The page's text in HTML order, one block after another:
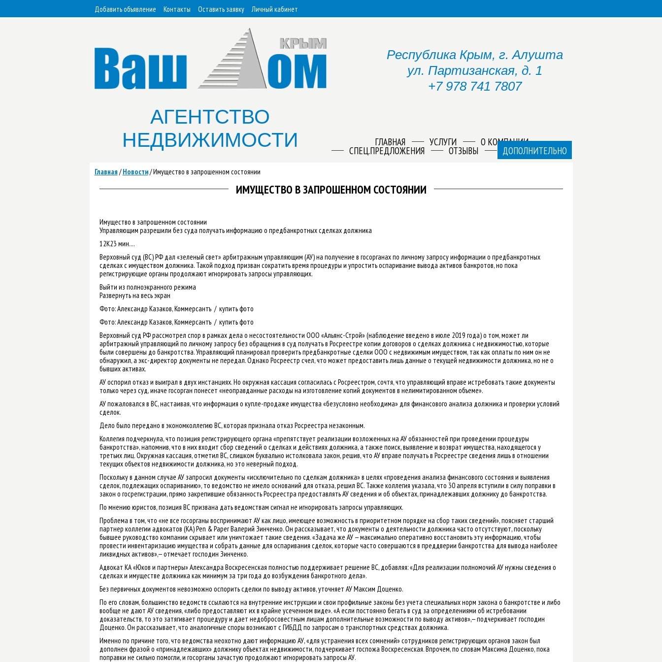
Добавить объявление Контакты Оставить заявку Личный кабинет
АГЕНТСТВО
НЕДВИЖИМОСТИ
Республика Крым, г. Алушта
ул. Партизанская, д. 1
+7 978 741 7807
ГЛАВНАЯ УСЛУГИ О КОМПАНИИ
СПЕЦ.ПРЕДЛОЖЕНИЯ ОТЗЫВЫ ДОПОЛНИТЕЛЬНО
Главная /Новости/Имущество в запрошенном состоянии
ИМУЩЕСТВО В ЗАПРОШЕННОМ СОСТОЯНИИ
Имущество в запрошенном состоянии
Управляющим разрешили без суда получать информацию о предбанкротных сделках должника
12K23 мин....
Верховный суд (ВС) РФ дал «зеленый свет» арбитражным управляющим (АУ) на получение в госорганах по личному запросу информации о предбанкротных
сделках с имуществом должника. Такой подход призван сократить время процедуры и упростить оспаривание вывода активов банкротов, но пока
регистрирующие органы продолжают игнорировать запросы управляющих.
Выйти из полноэкранного режима
Развернуть на весь экран
Фото: Александр Казаков, Коммерсантъ / купить фото
Фото: Александр Казаков, Коммерсантъ / купить фото
Верховный суд РФ рассмотрел спор в рамках дела о несостоятельности ООО «Альянс-Строй» (наблюдение введено в июле 2019 года) о том, может ли
арбитражный управляющий по личному запросу без обращения в суд получать в Росреестре копии договоров о сделках должника с недвижимостью, которые
были совершены до банкротства. Управляющий планировал проверить предбанкротные сделки ООО с недвижимым имуществом, так как оплаты по ним он не
обнаружил, а экс-директор документы не передал. Однако Росреестр счел, что может предоставить лишь данные о текущей недвижимости должника, но не о
бывших активах.
АУ оспорил отказ и выиграл в двух инстанциях. Но окружная кассация согласилась с Росреестром, сочтя, что управляющий вправе истребовать такие документы
только через суд, иначе госорган понесет «неоправданные расходы на изготовление копий документов в нелимитированном объеме».
АУ пожаловался в ВС, настаивая, что информация о купле-продаже имущества «безусловно необходима» для финансового анализа должника и проверки условий
сделок.
Дело было передано в экономколлегию ВС, которая признала отказ Росреестра незаконным.
Коллегия подчеркнула, что позиция регистрирующего органа «препятствует реализации возложенных на АУ обязанностей при проведении процедуры
банкротства», напомнив, что в них входит сбор сведений о сделках и действиях должника, а также поиск, выявление и возврат имущества, находящегося у
третьих лиц. Окружная кассация, отметил ВС, слишком буквально истолковала закон, решив, что АУ вправе получать в Росреестре сведения лишь в отношении
текущих объектов недвижимости должника, но это неверный подход.
Поскольку в данном случае АУ запросил документы «исключительно по сделкам должника» в целях «проведения анализа финансового состояния и выявления
сделок, подлежащих оспариванию», то ведомство не имело оснований для отказа, решил ВС. Также коллегия указала, что 30 апреля вступили в силу поправки в
закон о госрегистрации, прямо закрепившие обязанность Росреестра предоставлять АУ сведения и об объектах, принадлежавших должнику до банкротства.
По мнению юристов, позиция ВС призвана дать ведомствам сигнал не игнорировать запросы управляющих.
Проблема в том, что «не все госорганы воспринимают АУ как лицо, имеющее возможность в приоритетном порядке на сбор таких сведений», поясняет старший
партнер коллегии адвокатов (КА) Pen & Paper Валерий Зинченко. Он рассказывает, что документы о деятельности должника часто отсутствуют, поскольку
бывшее руководство компании скрывает или уничтожает такие сведения. «Задача же АУ — максимально оперативно восстановить эту информацию, чтобы
провести инвентаризацию имущества и собрать данные для оспаривания сделок, которые часто совершаются в преддверии банкротства для вывода наиболее
ликвидных активов»,— отмечает господин Зинченко.
Адвокат КА «Юков и партнеры» Александра Воскресенская полностью поддерживает решение ВС, добавляя: «Для реализации полномочий АУ нужны сведения о
сделках и имуществе должника как минимум за три года до возбуждения банкротного дела».
Без первичных документов невозможно оспорить сделки по выводу активов, уточняет АУ Максим Доценко.
По его словам, большинство ведомств ссылаются на внутренние инструкции и свои профильные законы без учета специальных норм закона о банкротстве и либо
вообще не дают АУ сведения, «либо предоставляют их в крайне усеченном виде». «А если постоянно бегать в суд за определениями об истребовании
доказательств, то это затягивает процедуру и дает недобросовестным лицам дополнительные возможности по выводу активов»,— подчеркивает господин
Доценко. Он рассказывает, что аналогичные споры возникают с ГИБДД по запросам о транспортных средствах должника.
Именно по причине того, что ведомства неохотно дают информацию АУ, «для устранения всех сомнений» сотрудников регистрирующих органов закон был
дополнен фразой о «принадлежавших» должнику объектах недвижимости, подчеркивает госпожа Воскресенская. Впрочем, по словам Максима Доценко, пока
поправки не сильно помогли, и госорганы зачастую продолжают игнорировать запросы АУ.